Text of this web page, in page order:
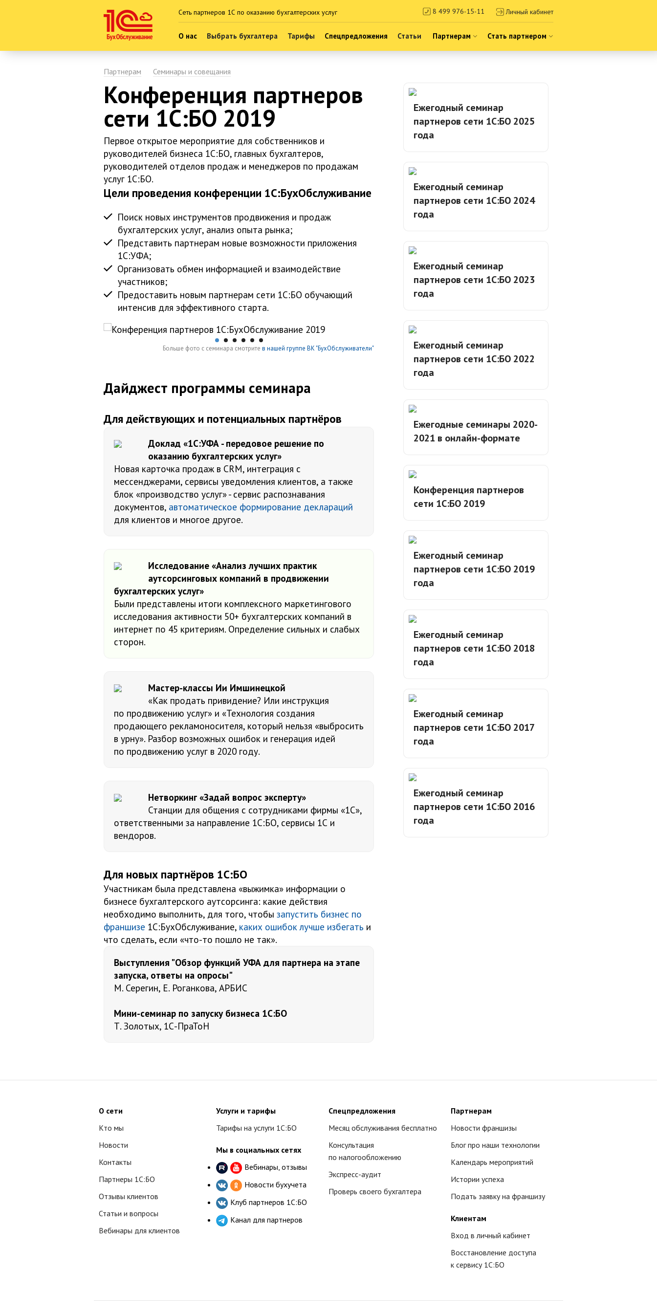
Сеть партнеров 1С по оказанию бухгалтерских услуг 8 499 976-15-11 Личный кабинет
О нас Выбрать бухгалтера Тарифы Спецпредложения Статьи Партнерам Стать партнером
Партнерам Семинары и совещания
Конференция партнеров
сети 1С:БО 2019
Первое открытое мероприятие для собственников и
руководителей бизнеса 1С:БО, главных бухгалтеров,
руководителей отделов продаж и менеджеров по продажам
услуг 1С:БО.
Цели проведения конференции 1С:БухОбслуживание
Поиск новых инструментов продвижения и продаж
бухгалтерских услуг, анализ опыта рынка;
Представить партнерам новые возможности приложения
1С:УФА;
Организовать обмен информацией и взаимодействие
участников;
Предоставить новым партнерам сети 1С:БО обучающий
интенсив для эффективного старта.
Больше фото с семинара смотритев нашей группе ВК "БухОбслуживатели"
Дайджест программы семинара
Для действующих и потенциальных партнёров
Доклад «1С:УФА - передовое решение по
оказанию бухгалтерских услуг»
Новая карточка продаж в CRM, интеграция с
мессенджерами, сервисы уведомления клиентов, а также
блок «производство услуг» - сервис распознавания
документов, автоматическое формирование деклараций
для клиентов и многое другое.
Исследование «Анализ лучших практик
аутсорсинговых компаний в продвижении
бухгалтерских услуг»
Были представлены итоги комплексного маркетингового
исследования активности 50+ бухгалтерских компаний в
интернет по 45 критериям. Определение сильных и слабых
сторон.
Мастер-классы Ии Имшинецкой
«Как продать привидение? Или инструкция
по продвижению услуг» и «Технология создания
продающего рекламоносителя, который нельзя «выбросить
в урну». Разбор возможных ошибок и генерация идей
по продвижению услуг в 2020 году.
Нетворкинг «Задай вопрос эксперту»
Станции для общения с сотрудниками фирмы «1С»,
ответственными за направление 1С:БО, сервисы 1С и
вендоров.
Для новых партнёров 1С:БО
Участникам была представлена «выжимка» информации о
бизнесе бухгалтерского аутсорсинга: какие действия
необходимо выполнить, для того, чтобы запустить бизнес по
франшизе 1С:БухОбслуживание, каких ошибок лучше избегать и
что сделать, если «что-то пошло не так».
Выступления "Обзор функций УФА для партнера на этапе
запуска, ответы на опросы"
М. Серегин, Е. Роганкова, АРБИС
Мини-семинар по запуску бизнеса 1С:БО
Т. Золотых, 1С-ПраТоН
Ежегодный семинар
партнеров сети 1С:БО 2025
года
Ежегодный семинар
партнеров сети 1С:БО 2024
года
Ежегодный семинар
партнеров сети 1С:БО 2023
года
Ежегодный семинар
партнеров сети 1С:БО 2022
года
Ежегодные семинары 2020-
2021 в онлайн-формате
Конференция партнеров
сети 1С:БО 2019
Ежегодный семинар
партнеров сети 1С:БО 2019
года
Ежегодный семинар
партнеров сети 1С:БО 2018
года
Ежегодный семинар
партнеров сети 1С:БО 2017
года
Ежегодный семинар
партнеров сети 1С:БО 2016
года
О сети
Кто мы
Новости
Контакты
Партнеры 1С:БО
Отзывы клиентов
Статьи и вопросы
Вебинары для клиентов
Услуги и тарифы
Тарифы на услуги 1С:БО
Мы в социальных сетях
Вебинары, отзывы
Новости бухучета
Клуб партнеров 1С:БО
Канал для партнеров
Спецпредложения
Месяц обслуживания бесплатно
Консультация
по налогообложению
Экспресс-аудит
Проверь своего бухгалтера
Партнерам
Новости франшизы
Блог про наши технологии
Календарь мероприятий
Истории успеха
Подать заявку на франшизу
Клиентам
Вход в личный кабинет
Восстановление доступа
к сервису 1С:БО